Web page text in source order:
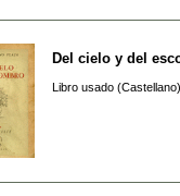
Del cielo y del
Libro usado (Castellano)